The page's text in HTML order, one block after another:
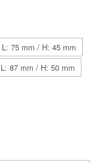
L: 75 mm / H: 45 mm
87 mm / H: 50 mm